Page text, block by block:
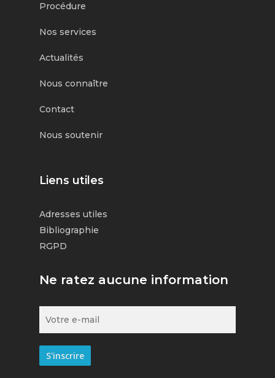
Procédure
Nos services
Actualités
Nous connaître
Contact
Nous soutenir
Liens utiles
Adresses utiles
Bibliographie
RGPD
Ne ratez aucune information